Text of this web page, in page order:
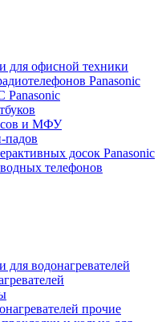
для офисной техники
Panasonic
Panasonic
и МФУ
падов
досок Panasonic
телефонов
для водонагревателей
прочие